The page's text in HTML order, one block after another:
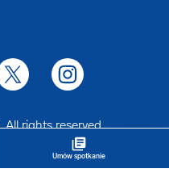
library_books
Umów spotkanie
rights reserved.